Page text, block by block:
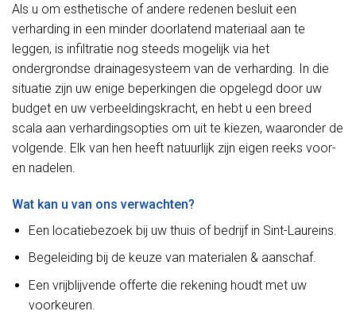
Als u om esthetische of andere redenen besluit een
verharding in een minder doorlatend materiaal aan te
leggen, is infiltratie nog steeds mogelijk via het
ondergrondse drainagesysteem van de verharding. In die
situatie zijn uw enige beperkingen die opgelegd door uw
budget en uw verbeeldingskracht, en hebt u een breed
scala aan verhardingsopties om uit te kiezen, waaronder de
volgende. Elk van hen heeft natuurlijk zijn eigen reeks voor-
en nadelen.
Wat kan u van ons verwachten?
Een locatiebezoek bij uw thuis of bedrijf in Sint-Laureins.
Begeleiding bij de keuze van materialen & aanschaf.
Een vrijblijvende offerte die rekening houdt met uw
voorkeuren.